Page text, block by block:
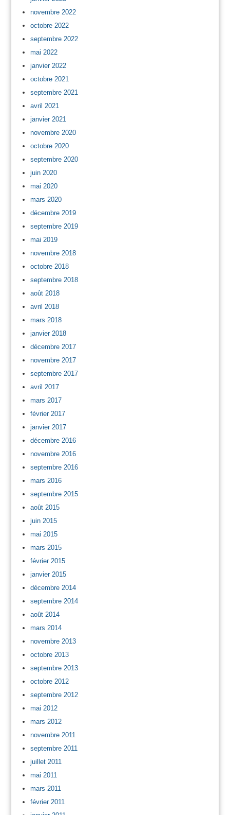
novembre 2022
octobre 2022
septembre 2022
mai 2022
janvier 2022
octobre 2021
septembre 2021
avril 2021
janvier 2021
novembre 2020
octobre 2020
septembre 2020
juin 2020
mai 2020
mars 2020
décembre 2019
septembre 2019
mai 2019
novembre 2018
octobre 2018
septembre 2018
août 2018
avril 2018
mars 2018
janvier 2018
décembre 2017
novembre 2017
septembre 2017
avril 2017
mars 2017
février 2017
janvier 2017
décembre 2016
novembre 2016
septembre 2016
mars 2016
septembre 2015
août 2015
juin 2015
mai 2015
mars 2015
février 2015
janvier 2015
décembre 2014
septembre 2014
août 2014
mars 2014
novembre 2013
octobre 2013
septembre 2013
octobre 2012
septembre 2012
mai 2012
mars 2012
novembre 2011
septembre 2011
juillet 2011
mai 2011
mars 2011
février 2011